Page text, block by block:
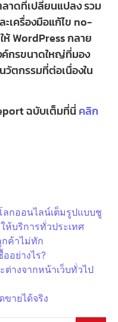
าดที่เปลี่ยนแปลง รวม
ะเครื่องมือแก้ไข no-
WordPress กลาย
ค์กรขนาดใหญ่ที่มอง
ตกรรมที่ต่อเนื่องใน
ฉบับเต็มที่นี่ คลิก
ลกออนไลน์เต็มรูปแบบชู
ห้บริการทั่วประเทศ
ค้าไม่ทัก
อย่างไร?
ต่างจากหน้าเว็บทั่วไป
ขายได้จริง